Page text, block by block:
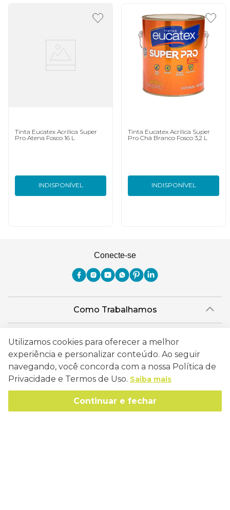
Tinta Eucatex Acrílica Super
Pro Atena Fosco 16 L
INDISPONÍVEL
Tinta Eucatex Acrílica Super
Pro Chá Branco Fosco 3,2 L
INDISPONÍVEL
Conecte-se
Como Trabalhamos
Política de Privacidade
Trocas e Devoluções
Retire em Loja
Regulamentos e Promoções
Sobre a Eucatex
História
Canal de Ética
Política de Patrocínio
Onde Estamos
Sustentabilidade
Missão, Visão e Valores
Socioambiental
Atendimento
lojaeucatex@eucatex.com.br
Links Úteis
Utilizamos cookies para oferecer a melhor
experiência e personalizar conteúdo. Ao seguir
navegando, você concorda com a nossa Política de
Privacidade e Termos de Uso. Saiba mais
Continuar e fechar